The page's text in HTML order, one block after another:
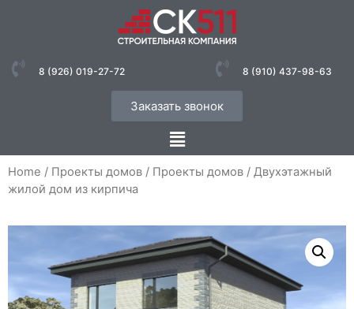
8 (926) 019-27-72 8 (910) 437-98-63
Заказать звонок
Home / Проекты домов / Проекты домов / Двухэтажный
жилой дом из кирпича